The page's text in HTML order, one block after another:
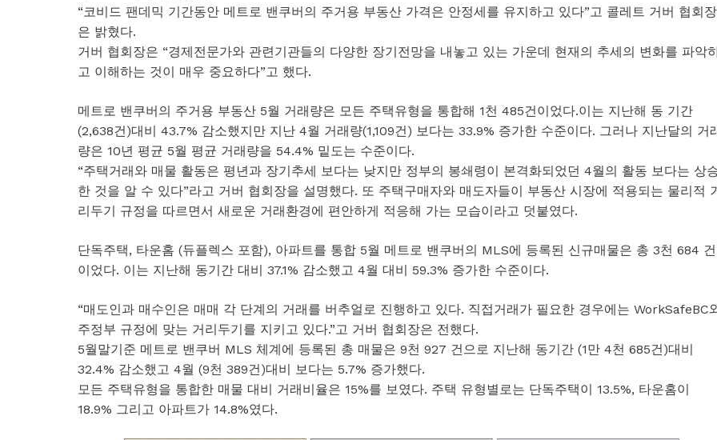
“코비드 팬데믹 기간동안 메트로 밴쿠버의 주거용 부동산 가격은 안정세를 유지하고 있다”고 콜레트 거버 협회장
은 밝혔다.
거버 협회장은 “경제전문가와 관련기관들의 다양한 장기전망을 내놓고 있는 가운데 현재의 추세의 변화를 파악
고 이해하는 것이 매우 중요하다”고 했다.
메트로 밴쿠버의 주거용 부동산 5월 거래량은 모든 주택유형을 통합해 1천 485건이었다.이는 지난해 동 기간
(2,638건)대비 43.7% 감소했지만 지난 4월 거래량(1,109건) 보다는 33.9% 증가한 수준이다. 그러나 지난달의 거
량은 10년 평균 5월 평균 거래량을 54.4% 밑도는 수준이다.
“주택거래와 매물 활동은 평년과 장기추세 보다는 낮지만 정부의 봉쇄령이 본격화되었던 4월의 활동 보다는 상
한 것을 알 수 있다”라고 거버 협회장을 설명했다. 또 주택구매자와 매도자들이 부동산 시장에 적용되는 물리적
리두기 규정을 따르면서 새로운 거래환경에 편안하게 적응해 가는 모습이라고 덧붙였다.
단독주택, 타운홈 (듀플렉스 포함), 아파트를 통합 5월 메트로 밴쿠버의 MLS에 등록된 신규매물은 총 3천 684 건
이었다. 이는 지난해 동기간 대비 37.1% 감소했고 4월 대비 59.3% 증가한 수준이다.
“매도인과 매수인은 매매 각 단계의 거래를 버추얼로 진행하고 있다. 직접거래가 필요한 경우에는 WorkSafeBC
주정부 규정에 맞는 거리두기를 지키고 있다.”고 거버 협회장은 전했다.
5월말기준 메트로 밴쿠버 MLS 체계에 등록된 총 매물은 9천 927 건으로 지난해 동기간 (1만 4천 685건)대비
32.4% 감소했고 4월 (9천 389건)대비 보다는 5.7% 증가했다.
모든 주택유형을 통합한 매물 대비 거래비율은 15%를 보였다. 주택 유형별로는 단독주택이 13.5%, 타운홈이
18.9% 그리고 아파트가 14.8%였다.